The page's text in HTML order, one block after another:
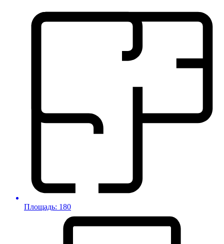
Площадь: 180